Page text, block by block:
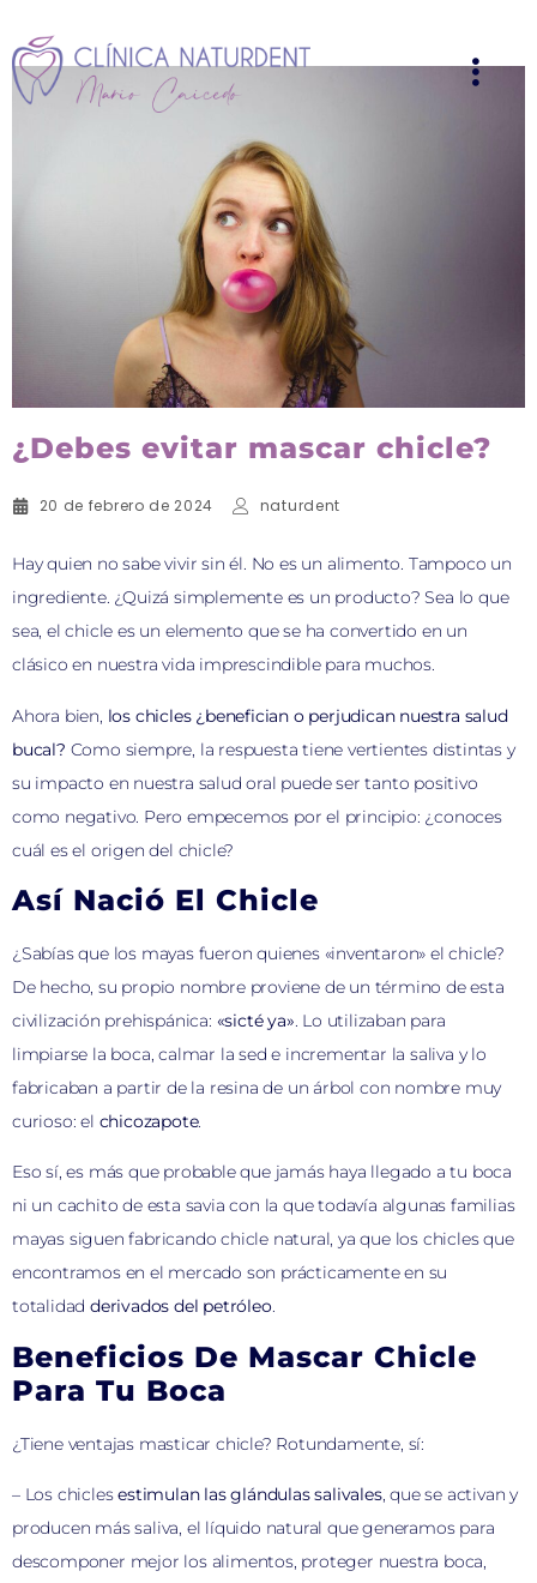
¿Debes evitar mascar chicle?
20 de febrero de 2024 naturdent
Hay quien no sabe vivir sin él. No es un alimento. Tampoco un
ingrediente. ¿Quizá simplemente es un producto? Sea lo que
sea, el chicle es un elemento que se ha convertido en un
clásico en nuestra vida imprescindible para muchos.
Ahora bien, los chicles ¿benefician o perjudican nuestra salud
bucal? Como siempre, la respuesta tiene vertientes distintas y
su impacto en nuestra salud oral puede ser tanto positivo
como negativo. Pero empecemos por el principio: ¿conoces
cuál es el origen del chicle?
Así Nació El Chicle
¿Sabías que los mayas fueron quienes «inventaron» el chicle?
De hecho, su propio nombre proviene de un término de esta
civilización prehispánica: «sicté ya». Lo utilizaban para
limpiarse la boca, calmar la sed e incrementar la saliva y lo
fabricaban a partir de la resina de un árbol con nombre muy
curioso: el chicozapote.
Eso sí, es más que probable que jamás haya llegado a tu boca
ni un cachito de esta savia con la que todavía algunas familias
mayas siguen fabricando chicle natural, ya que los chicles que
encontramos en el mercado son prácticamente en su
totalidad derivados del petróleo.
Beneficios De Mascar Chicle
Para Tu Boca
¿Tiene ventajas masticar chicle? Rotundamente, sí:
– Los chiclesestimulan las glándulas salivales, que se activan y
producen más saliva, el líquido natural que generamos para
descomponer mejor los alimentos, proteger nuestra boca,